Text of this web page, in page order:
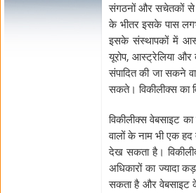
संगठनों और सचेतकों से
के भीतर इसके पास
इसके संस्थापकों में
यूरोप, आस्ट्रेलिया और
संपादित की जा सकने
सकते। विकीलीक्स का
विकीलीक्स वेबसाइट
वालों के नाम भी एक
देख सकता है।
अधिकारों का ज्यादा
सकता है और वेबसाइट